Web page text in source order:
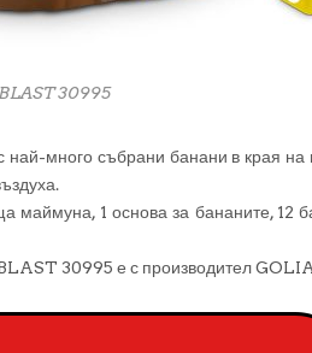
30995
най-много събрани банани в края на
маймуна, 1 основа за бананите, 12
30995 е с производител